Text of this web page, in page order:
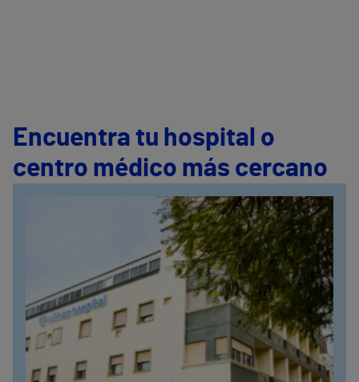
Encuentra tu hospital o
centro médico más cercano